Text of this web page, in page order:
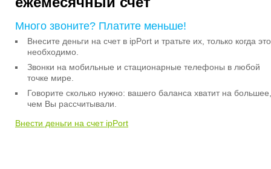
Много звоните? Платите меньше!
Внесите деньги на счет в ipPort и тратьте их, только когда это
необходимо.
Звонки на мобильные и стационарные телефоны в любой
точке мире.
Говорите сколько нужно: вашего баланса хватит на большее,
чем Вы рассчитывали.
Внести деньги на счет ipPort